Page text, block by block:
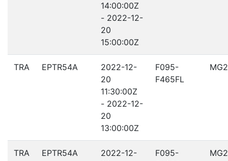
14:00:00Z
- 2022-12-
20
15:00:00Z
TRA EPTR54A
2022-12-
20
11:30:00Z
- 2022-12-
20
13:00:00Z
F095-
F465FL
TRA EPTR54A
2022-12-
F095-